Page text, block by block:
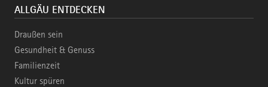
ALLGÄU ENTDECKEN
Draußen sein
Gesundheit & Genuss
Familienzeit
Kultur spüren